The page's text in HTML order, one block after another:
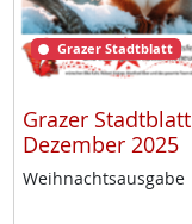
Grazer Stadtblatt
Grazer Stadtblatt
Dezember 2025
Weih­nachts­aus­ga­be